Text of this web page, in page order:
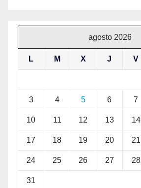
agosto 2026
L M X J V
3 4 5 6 7
10 11 12 13 14
17 18 19 20 21
24 25 26 27 28
31